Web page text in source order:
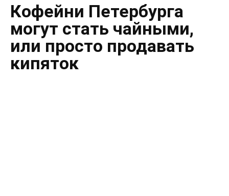
Кофейни Петербурга
могут стать чайными,
или просто продавать
кипяток